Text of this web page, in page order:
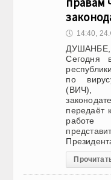
🕔 14:40,
Сегодня
по
(ВИЧ),
передаёт
работе